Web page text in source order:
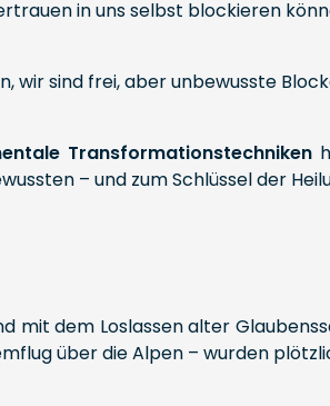
in uns selbst blockieren
sind frei, aber unbewusste
Transformationstechniken
– und zum Schlüssel der
dem Loslassen alter
über die Alpen – wurden